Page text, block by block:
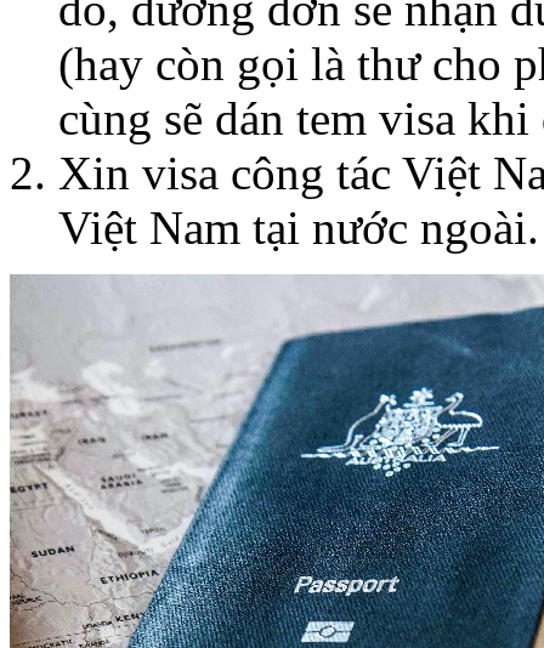
(hay còn gọi là thư cho
cùng sẽ dán tem visa
Xin visa công tác Việt
Việt Nam tại nước ngoài.